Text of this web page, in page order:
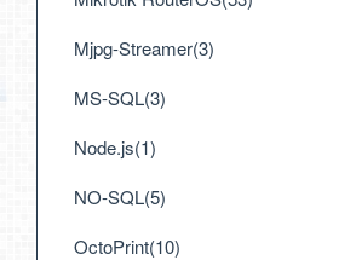
Mjpg-Streamer(3)
MS-SQL(3)
Node.js(1)
NO-SQL(5)
OctoPrint(10)